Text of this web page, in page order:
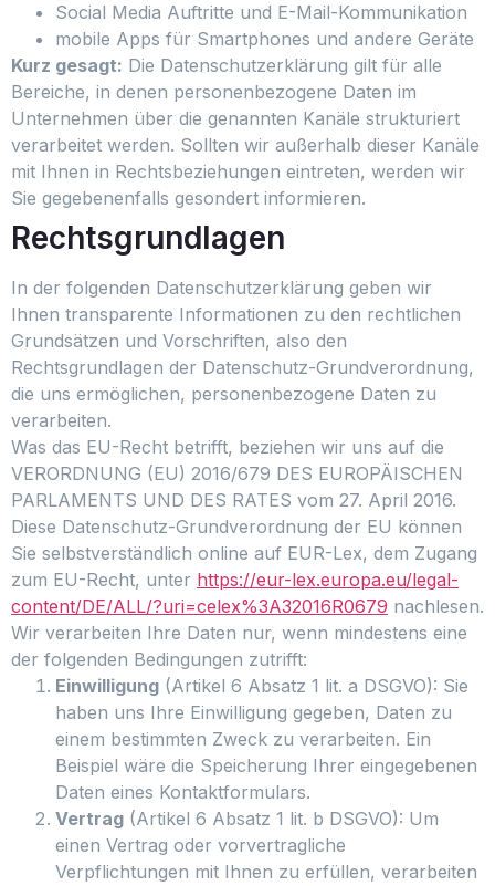
Social Media Auftritte und E-Mail-Kommunikation
mobile Apps für Smartphones und andere Geräte
Kurz gesagt: Die Datenschutzerklärung gilt für alle
Bereiche, in denen personenbezogene Daten im
Unternehmen über die genannten Kanäle strukturiert
verarbeitet werden. Sollten wir außerhalb dieser Kanäle
mit Ihnen in Rechtsbeziehungen eintreten, werden wir
Sie gegebenenfalls gesondert informieren.
Rechtsgrundlagen
In der folgenden Datenschutzerklärung geben wir
Ihnen transparente Informationen zu den rechtlichen
Grundsätzen und Vorschriften, also den
Rechtsgrundlagen der Datenschutz-Grundverordnung,
die uns ermöglichen, personenbezogene Daten zu
verarbeiten.
Was das EU-Recht betrifft, beziehen wir uns auf die
VERORDNUNG (EU) 2016/679 DES EUROPÄISCHEN
PARLAMENTS UND DES RATES vom 27. April 2016.
Diese Datenschutz-Grundverordnung der EU können
Sie selbstverständlich online auf EUR-Lex, dem Zugang
zum EU-Recht, unter https://eur-lex.europa.eu/legal-
content/DE/ALL/?uri=celex%3A32016R0679 nachlesen.
Wir verarbeiten Ihre Daten nur, wenn mindestens eine
der folgenden Bedingungen zutrifft:
Einwilligung (Artikel 6 Absatz 1 lit. a DSGVO): Sie
haben uns Ihre Einwilligung gegeben, Daten zu
einem bestimmten Zweck zu verarbeiten. Ein
Beispiel wäre die Speicherung Ihrer eingegebenen
Daten eines Kontaktformulars.
Vertrag (Artikel 6 Absatz 1 lit. b DSGVO): Um
einen Vertrag oder vorvertragliche
Verpflichtungen mit Ihnen zu erfüllen, verarbeiten